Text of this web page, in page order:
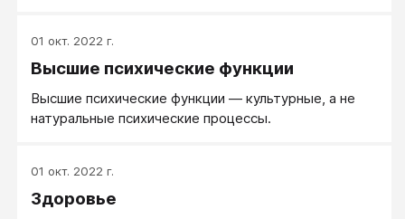
людей и жизни.
01 окт. 2022 г.
Высшие психические функции
Высшие психические функции — культурные, а не
натуральные психические процессы.
01 окт. 2022 г.
Здоровье